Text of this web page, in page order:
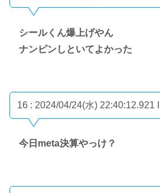
シールくん爆上げやん
ナンピンしといてよかった
16 : 2024/04/24(水) 22:40:12.921
今日meta決算やっけ？